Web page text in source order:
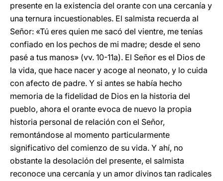
presente en la existencia del orante con una cercanía y
una ternura incuestionables. El salmista recuerda al
Señor: «Tú eres quien me sacó del vientre, me tenías
confiado en los pechos de mi madre; desde el seno
pasé a tus manos» (vv. 10-11a). El Señor es el Dios de
la vida, que hace nacer y acoge al neonato, y lo cuida
con afecto de padre. Y si antes se había hecho
memoria de la fidelidad de Dios en la historia del
pueblo, ahora el orante evoca de nuevo la propia
historia personal de relación con el Señor,
remontándose al momento particularmente
significativo del comienzo de su vida. Y ahí, no
obstante la desolación del presente, el salmista
reconoce una cercanía y un amor divinos tan radicales